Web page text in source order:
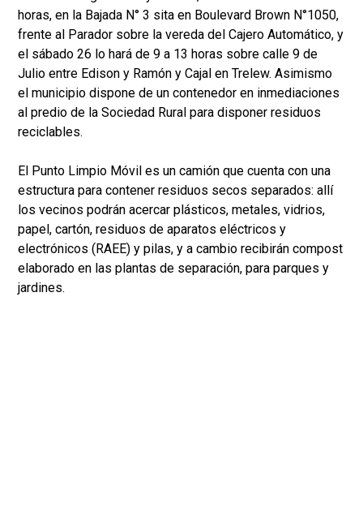
horas, en la Bajada N° 3 sita en Boulevard Brown N°1050,
frente al Parador sobre la vereda del Cajero Automático, y
el sábado 26 lo hará de 9 a 13 horas sobre calle 9 de
Julio entre Edison y Ramón y Cajal en Trelew. Asimismo
el municipio dispone de un contenedor en inmediaciones
al predio de la Sociedad Rural para disponer residuos
reciclables.
El Punto Limpio Móvil es un camión que cuenta con una
estructura para contener residuos secos separados: allí
los vecinos podrán acercar plásticos, metales, vidrios,
papel, cartón, residuos de aparatos eléctricos y
electrónicos (RAEE) y pilas, y a cambio recibirán compost
elaborado en las plantas de separación, para parques y
jardines.